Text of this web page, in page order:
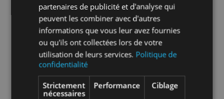
sachet
Nombre par
carton
1
Nombre par
palette
480
partenaires de publicité et d'analyse qui
peuvent les combiner avec d'autres
informations que vous leur avez fournies
ou qu'ils ont collectées lors de votre
utilisation de leurs services. Politique de
confidentialité
Strictement
nécessaires
Performance Ciblage